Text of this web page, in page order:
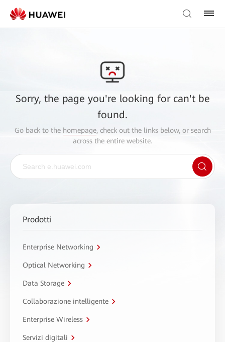
Sorry, the page you're looking for can't be
found.
Go back to the homepage, check out the links below, or search
across the entire website.
Prodotti
Enterprise Networking
Optical Networking
Data Storage
Collaborazione intelligente
Enterprise Wireless
Servizi digitali